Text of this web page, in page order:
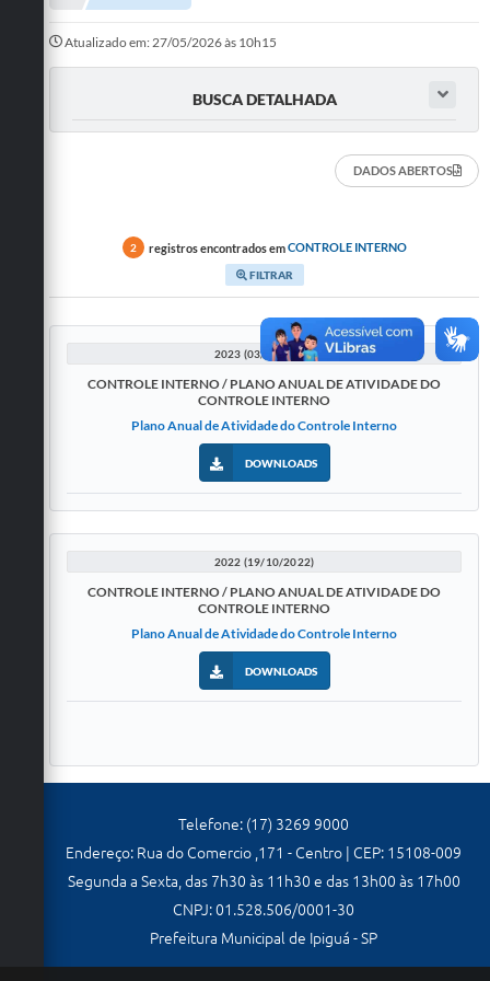
Transparência
Solicitação de Visualização de Imagens de Câmeras
Câmara Municipal
Arquivos para Download
Carta de Serviços
Galeria de Vídeos
Atualizado em: 27/05/2026 às 10h15
BUSCA DETALHADA
DADOS ABERTOS
2 registros encontrados emCONTROLE INTERNO
FILTRAR
2023 (03/10/2023)
CONTROLE INTERNO / PLANO ANUAL DE ATIVIDADE DO
CONTROLE INTERNO
Plano Anual de Atividade do Controle Interno
DOWNLOADS
2022 (19/10/2022)
CONTROLE INTERNO / PLANO ANUAL DE ATIVIDADE DO
CONTROLE INTERNO
Plano Anual de Atividade do Controle Interno
DOWNLOADS
Telefone: (17) 3269 9000
Endereço: Rua do Comercio ,171 - Centro | CEP: 15108-009
Segunda a Sexta, das 7h30 às 11h30 e das 13h00 às 17h00
CNPJ: 01.528.506/0001-30
Prefeitura Municipal de Ipiguá - SP